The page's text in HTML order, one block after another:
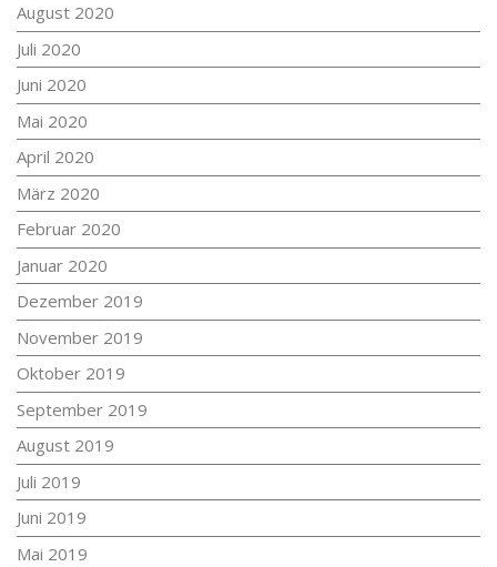
August 2020
Juli 2020
Juni 2020
Mai 2020
April 2020
März 2020
Februar 2020
Januar 2020
Dezember 2019
November 2019
Oktober 2019
September 2019
August 2019
Juli 2019
Juni 2019
Mai 2019